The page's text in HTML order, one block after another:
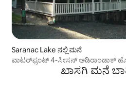
Saranac Lake ನಲ್ಲಿ ಮನೆ
ವಾಟರ್‌ಫ್ರಂಟ್ 4-ಸೀಸನ್ ಅಡಿರಾಂಡಾಕ್
ಖಾಸಗಿ ಮನೆ